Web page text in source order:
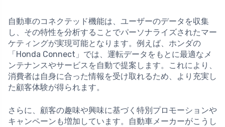
自動車のコネクテッド機能は、ユーザーのデータを収集
し、その特性を分析することでパーソナライズされたマー
ケティングが実現可能となります。例えば、ホンダの
「Honda Connect」では、運転データをもとに最適なメ
ンテナンスやサービスを自動で提案します。これにより、
消費者は自身に合った情報を受け取れるため、より充実し
た顧客体験が得られます。
さらに、顧客の趣味や興味に基づく特別プロモーションや
キャンペーンも増加しています。自動車メーカーがこうし